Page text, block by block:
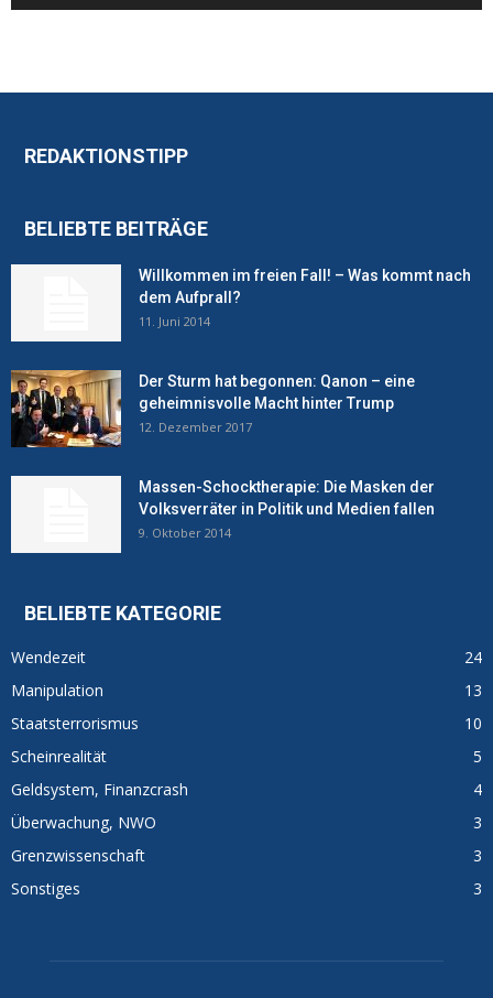
REDAKTIONSTIPP
BELIEBTE BEITRÄGE
Willkommen im freien Fall! – Was kommt nach
dem Aufprall?
11. Juni 2014
Der Sturm hat begonnen: Qanon – eine
geheimnisvolle Macht hinter Trump
12. Dezember 2017
Massen-Schocktherapie: Die Masken der
Volksverräter in Politik und Medien fallen
9. Oktober 2014
BELIEBTE KATEGORIE
Wendezeit
24
Manipulation
13
Staatsterrorismus
10
Scheinrealität
5
Geldsystem, Finanzcrash
4
Überwachung, NWO
3
Grenzwissenschaft
3
Sonstiges
3